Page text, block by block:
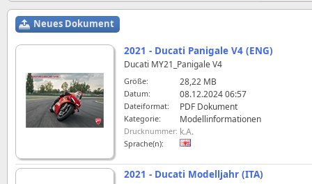
Neues Dokument
2021 - Ducati Panigale V4 (ENG)
Ducati MY21_Panigale V4
Größe: 28,22 MB
Datum: 08.12.2024 06:57
Dateiformat: PDF Dokument
Kategorie: Modellinformationen
Drucknummer: k.A.
Sprache(n):
2021 - Ducati Modelljahr (ITA)